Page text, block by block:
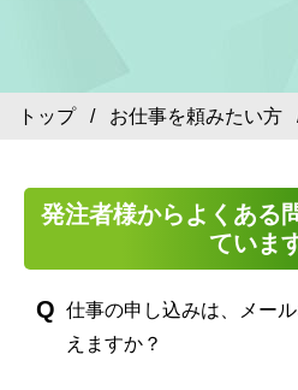
トップ/ お仕事を頼みたい方
発注者様からよくある
ていま
仕事の申し込みは、メー
えますか？